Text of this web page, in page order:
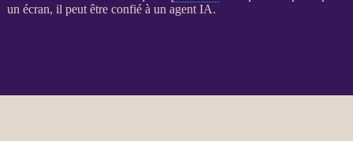
un écran, il peut être confié à un agent IA.